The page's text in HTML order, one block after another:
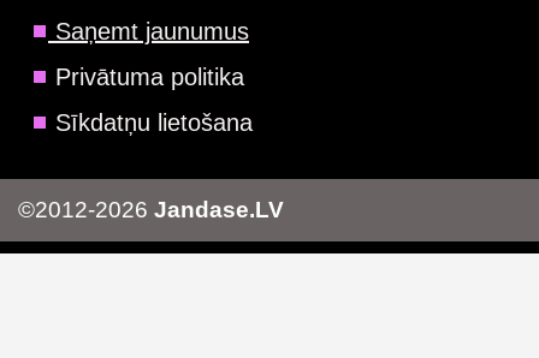
Saņemt jaunumus
Privātuma politika
Sīkdatņu lietošana
©2012-2026 Jandase.LV